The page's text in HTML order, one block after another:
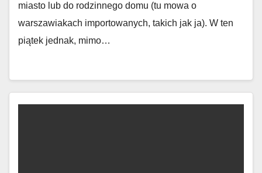
miasto lub do rodzinnego domu (tu mowa o
warszawiakach importowanych, takich jak ja). W ten
piątek jednak, mimo…